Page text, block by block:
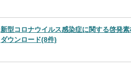
新型コロナウイルス感染症に関する啓発
ダウンロード(8件)